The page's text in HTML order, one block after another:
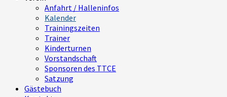
Anfahrt / Halleninfos
Kalender
Trainingszeiten
Trainer
Kinderturnen
Vorstandschaft
Sponsoren des TTCE
Satzung
Gästebuch